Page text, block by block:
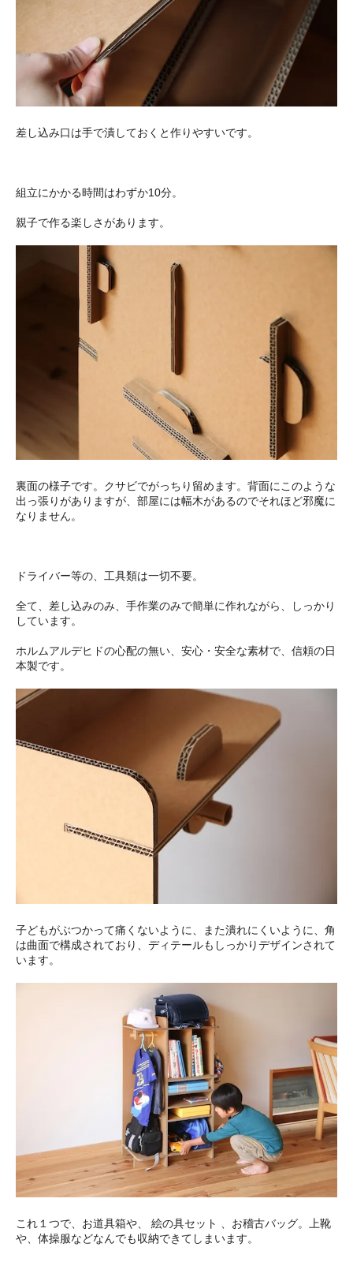
差し込み口は手で潰しておくと作りやすいです。
組立にかかる時間はわずか10分。
親子で作る楽しさがあります。
裏面の様子です。クサビでがっちり留めます。背面にこのような
出っ張りがありますが、部屋には幅木があるのでそれほど邪魔に
なりません。
ドライバー等の、工具類は一切不要。
全て、差し込みのみ、手作業のみで簡単に作れながら、しっかり
しています。
ホルムアルデヒドの心配の無い、安心・安全な素材で、信頼の日
本製です。
子どもがぶつかって痛くないように、また潰れにくいように、角
は曲面で構成されており、ディテールもしっかりデザインされて
います。
これ１つで、お道具箱や、 絵の具セット 、お稽古バッグ。上靴
や、体操服などなんでも収納できてしまいます。